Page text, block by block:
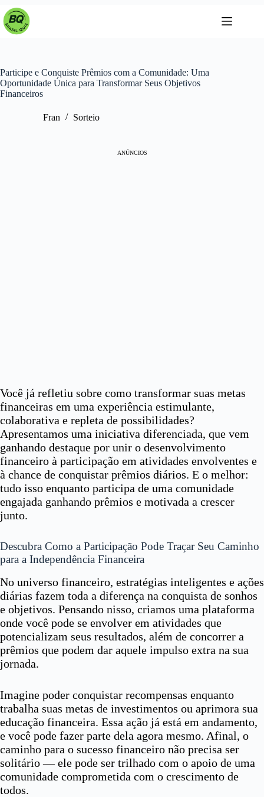
Pular
para
Participe e Conquiste Prêmios com a Comunidade: Uma
Oportunidade Única para Transformar Seus Objetivos
Financeiros
Fran Sorteio
ANÚNCIOS
Você já refletiu sobre como transformar suas metas
financeiras em uma experiência estimulante,
colaborativa e repleta de possibilidades?
Apresentamos uma iniciativa diferenciada, que vem
ganhando destaque por unir o desenvolvimento
financeiro à participação em atividades envolventes e
à chance de conquistar prêmios diários. E o melhor:
tudo isso enquanto participa de uma comunidade
engajada ganhando prêmios e motivada a crescer
junto.
Descubra Como a Participação Pode Traçar Seu Caminho
para a Independência Financeira
No universo financeiro, estratégias inteligentes e ações
diárias fazem toda a diferença na conquista de sonhos
e objetivos. Pensando nisso, criamos uma plataforma
onde você pode se envolver em atividades que
potencializam seus resultados, além de concorrer a
prêmios que podem dar aquele impulso extra na sua
jornada.
Imagine poder conquistar recompensas enquanto
trabalha suas metas de investimentos ou aprimora sua
educação financeira. Essa ação já está em andamento,
e você pode fazer parte dela agora mesmo. Afinal, o
caminho para o sucesso financeiro não precisa ser
solitário — ele pode ser trilhado com o apoio de uma
comunidade comprometida com o crescimento de
todos.